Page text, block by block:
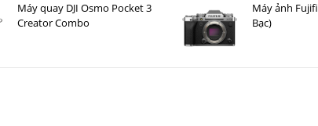
Máy quay DJI Osmo Pocket 3
Creator Combo
Máy ảnh
Bạc)